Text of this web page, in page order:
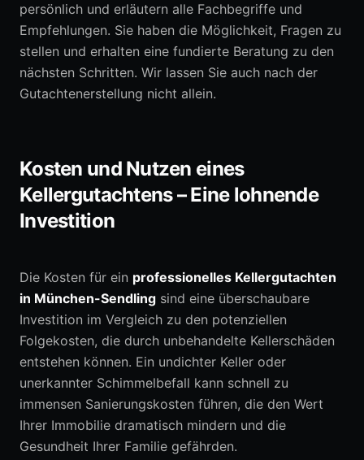
persönlich und erläutern alle Fachbegriffe und
Empfehlungen. Sie haben die Möglichkeit, Fragen zu
stellen und erhalten eine fundierte Beratung zu den
nächsten Schritten. Wir lassen Sie auch nach der
Gutachtenerstellung nicht allein.
Kosten und Nutzen eines
Kellergutachtens – Eine lohnende
Investition
Die Kosten für ein professionelles Kellergutachten
in München-Sendling sind eine überschaubare
Investition im Vergleich zu den potenziellen
Folgekosten, die durch unbehandelte Kellerschäden
entstehen können. Ein undichter Keller oder
unerkannter Schimmelbefall kann schnell zu
immensen Sanierungskosten führen, die den Wert
Ihrer Immobilie dramatisch mindern und die
Gesundheit Ihrer Familie gefährden.